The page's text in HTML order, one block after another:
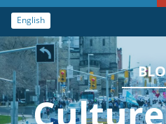
Blog
Comprendre
Agir
Boutique
English